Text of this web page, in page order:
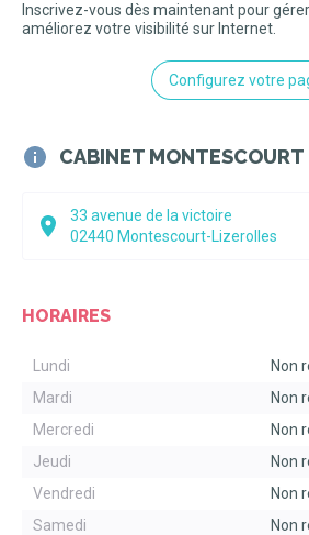
Inscrivez-vous dès maintenant pour
améliorez votre visibilité sur Internet.
Configurez votre
CABINET MONTESCOURT
33 avenue de la victoire
02440 Montescourt-Lizerolles
HORAIRES
Lundi
Non
Mardi
Non
Mercredi
Non
Jeudi
Non
Vendredi
Non
Samedi
Non